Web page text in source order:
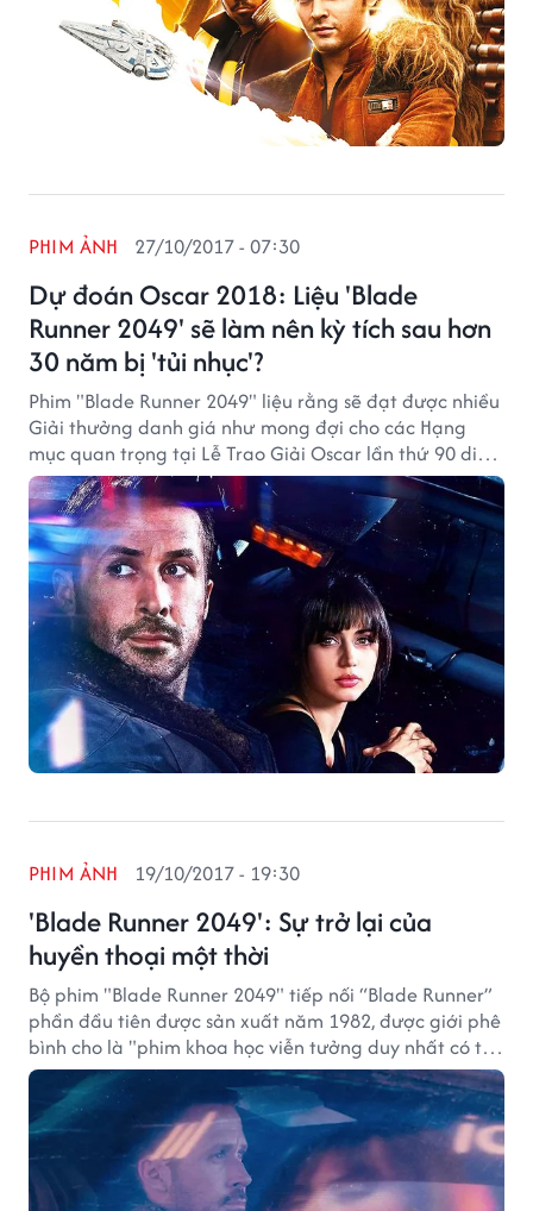
Dự đoán Oscar 2018: Liệu 'Blade
Runner 2049' sẽ làm nên kỳ tích sau hơn
30 năm bị 'tủi nhục'?
PHIM ẢNH 27/10/2017 - 07:30
Phim "Blade Runner 2049" liệu rằng sẽ đạt được nhiều
Giải thưởng danh giá như mong đợi cho các Hạng
mục quan trọng tại Lễ Trao Giải Oscar lần thứ 90 diễn
ra vào tháng 3/2018 hay chỉ có thể nối gót sau thất
bại của chính nó cách đây hơn 30 năm?
'Blade Runner 2049': Sự trở lại của
huyền thoại một thời
PHIM ẢNH 19/10/2017 - 19:30
Bộ phim "Blade Runner 2049" tiếp nối “Blade Runner”
phần đầu tiên được sản xuất năm 1982, được giới phê
bình cho là "phim khoa học viễn tưởng duy nhất có thể
gọi là siêu việt"